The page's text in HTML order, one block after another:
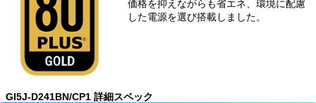
価格を抑えながらも省エネ、環境に配慮
した電源を選び搭載しました。
GI5J-D241BN/CP1 詳細スペック